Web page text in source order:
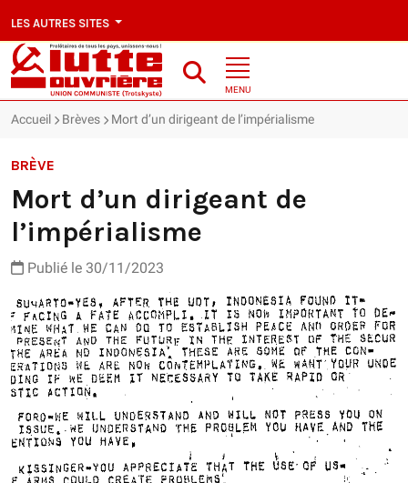
LES AUTRES SITES
MENU
Accueil Brèves Mort d’un dirigeant de l’impérialisme
BRÈVE
Mort d’un dirigeant de
l’impérialisme
Publié le 30/11/2023